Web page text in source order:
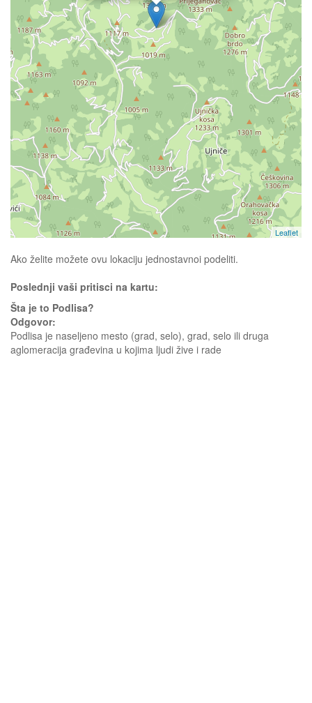
Leaflet
Ako želite možete ovu lokaciju jednostavnoi podeliti.
Poslednji vaši pritisci na kartu:
Šta je to Podlisa?
Odgovor:
Podlisa je naseljeno mesto (grad, selo), grad, selo ili druga
aglomeracija građevina u kojima ljudi žive i rade